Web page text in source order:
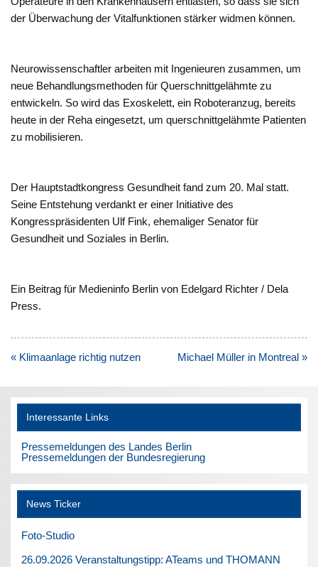
der Überwachung der Vitalfunktionen stärker widmen können.
Neurowissenschaftler arbeiten mit Ingenieuren zusammen, um
neue Behandlungsmethoden für Querschnittgelähmte zu
entwickeln. So wird das Exoskelett, ein Roboteranzug, bereits
heute in der Reha eingesetzt, um querschnittgelähmte Patienten
zu mobilisieren.
Der Hauptstadtkongress Gesundheit fand zum 20. Mal statt.
Seine Entstehung verdankt er einer Initiative des
Kongresspräsidenten Ulf Fink, ehemaliger Senator für
Gesundheit und Soziales in Berlin.
Ein Beitrag für Medieninfo Berlin von Edelgard Richter / Dela
Press.
Beitragsnavigation
« Klimaanlage richtig nutzen Michael Müller in Montreal »
Interessante Links
Pressemeldungen des Landes Berlin
Pressemeldungen der Bundesregierung
News Ticker
Foto-Studio
26.09.2026 Veranstaltungstipp: ATeams und THOMANN